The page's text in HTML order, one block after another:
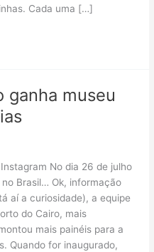
Cada uma […]
ganha museu
No dia 26 de julho
Brasil… Ok, informação
aí a curiosidade), a equipe
do Cairo, mais
mais painéis para a
Quando for inaugurado,